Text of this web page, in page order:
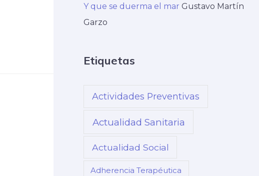
Y que se duerma el mar Gustavo Martín
Garzo
Etiquetas
Actividades Preventivas
Actualidad Sanitaria
Actualidad Social
Adherencia Terapéutica